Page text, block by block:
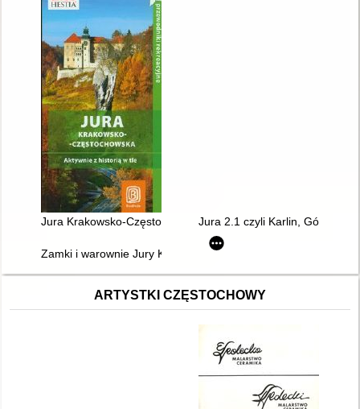
Jura Krakowsko-Częstochowska : aktywnie z historią w tle
Jura 2.1 czyli Karlin, Góra
Zamki i warownie Jury Krakowsko-Częstochowskiej = Castle
ARTYSTKI CZĘSTOCHOWY